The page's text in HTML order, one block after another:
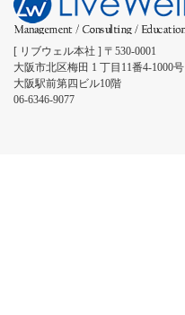
[ リブウェル本社 ] 〒530-0001
大阪市北区梅田 1 丁目11番4-1000号
大阪駅前第四ビル10階
06-6346-9077